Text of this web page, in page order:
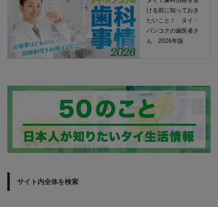
ける前に知っておき
たいこと！ タイ・
バンコクの歯医者さ
ん 2026年版
サイト内全体を検索